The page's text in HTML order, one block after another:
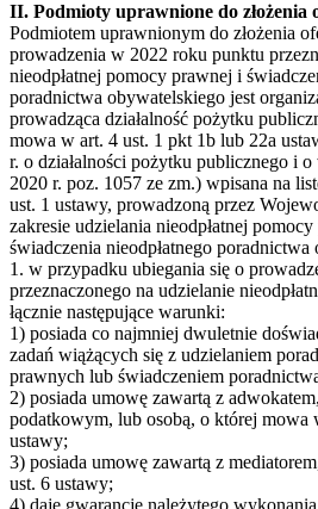
II. Podmioty uprawnione do złożenia
Podmiotem uprawnionym do złożenia
prowadzenia w 2022 roku punktu
nieodpłatnej pomocy prawnej i
poradnictwa obywatelskiego jest
prowadząca działalność pożytku
mowa w art. 4 ust. 1 pkt 1b lub 22a
r. o działalności pożytku publicznego i
2020 r. poz. 1057 ze zm.) wpisana na
ust. 1 ustawy, prowadzoną przez
zakresie udzielania nieodpłatnej
świadczenia nieodpłatnego
1. w przypadku ubiegania się o
przeznaczonego na udzielanie
łącznie następujące warunki:
1) posiada co najmniej dwuletnie
zadań wiążących się z udzielaniem
prawnych lub świadczeniem
2) posiada umowę zawartą z
podatkowym, lub osobą, o której mowa
ustawy;
3) posiada umowę zawartą z
ust. 6 ustawy;